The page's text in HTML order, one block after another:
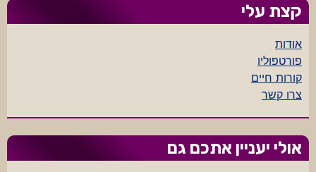
קצת עלי
אודות
פורטפוליו
קורות חיים
צרו קשר
אולי יעניין אתכם גם